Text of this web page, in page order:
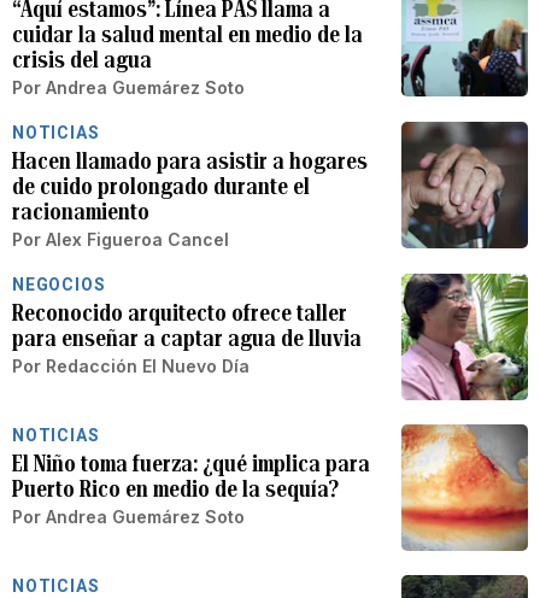
“Aquí estamos”: Línea PAS llama a
cuidar la salud mental en medio de la
crisis del agua
Por Andrea Guemárez Soto
NOTICIAS
Hacen llamado para asistir a hogares
de cuido prolongado durante el
racionamiento
Por Alex Figueroa Cancel
NEGOCIOS
Reconocido arquitecto ofrece taller
para enseñar a captar agua de lluvia
Por Redacción El Nuevo Día
NOTICIAS
El Niño toma fuerza: ¿qué implica para
Puerto Rico en medio de la sequía?
Por Andrea Guemárez Soto
NOTICIAS